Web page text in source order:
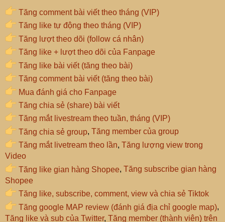
Tăng comment bài viết theo tháng (VIP)
Tăng like tự động theo tháng (VIP)
Tăng lượt theo dõi (follow cá nhân)
Tăng like + lượt theo dõi của Fanpage
Tăng like bài viết (tăng theo bài)
Tăng comment bài viết (tăng theo bài)
Mua đánh giá cho Fanpage
Tăng chia sẻ (share) bài viết
Tăng mắt livestream theo tuần, tháng (VIP)
Tăng chia sẻ group, Tăng member của group
Tăng mắt livetream theo lần,Tăng lượng view trong
Video
Tăng like gian hàng Shopee, Tăng subscribe gian hàng
Shopee
Tăng like, subscribe, comment, view và chia sẻ Tiktok
Tăng google MAP review (đánh giá địa chỉ google map),
Tăng like và sub của Twitter, Tăng member (thành viên) trên